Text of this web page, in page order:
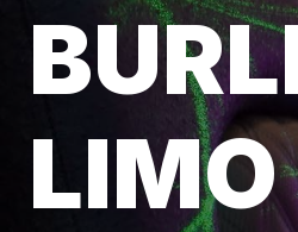
LIMO